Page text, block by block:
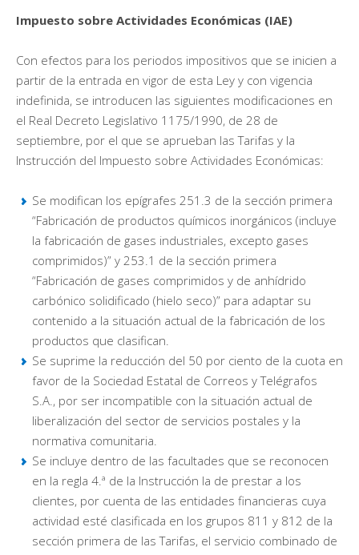
Impuesto sobre Actividades Económicas (IAE)
Con efectos para los periodos impositivos que se inicien a
partir de la entrada en vigor de esta Ley y con vigencia
indefinida, se introducen las siguientes modificaciones en
el Real Decreto Legislativo 1175/1990, de 28 de
septiembre, por el que se aprueban las Tarifas y la
Instrucción del Impuesto sobre Actividades Económicas:
Se modifican los epígrafes 251.3 de la sección primera
“Fabricación de productos químicos inorgánicos (incluye
la fabricación de gases industriales, excepto gases
comprimidos)” y 253.1 de la sección primera
“Fabricación de gases comprimidos y de anhídrido
carbónico solidificado (hielo seco)” para adaptar su
contenido a la situación actual de la fabricación de los
productos que clasifican.
Se suprime la reducción del 50 por ciento de la cuota en
favor de la Sociedad Estatal de Correos y Telégrafos
S.A., por ser incompatible con la situación actual de
liberalización del sector de servicios postales y la
normativa comunitaria.
Se incluye dentro de las facultades que se reconocen
en la regla 4.ª de la Instrucción la de prestar a los
clientes, por cuenta de las entidades financieras cuya
actividad esté clasificada en los grupos 811 y 812 de la
sección primera de las Tarifas, el servicio combinado de